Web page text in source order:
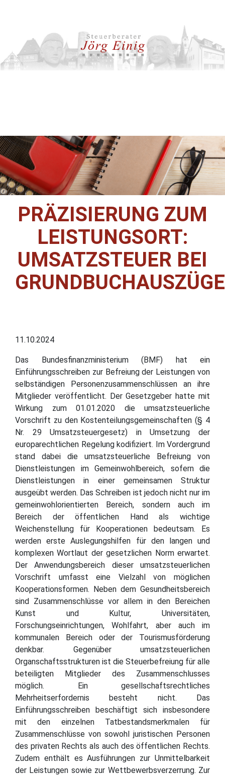
PRÄZISIERUNG ZUM
LEISTUNGSORT:
UMSATZSTEUER BEI
11.10.2024
Das Bundesfinanzministerium (BMF) hat ein
Einführungsschreiben zur Befreiung der Leistungen von
selbständigen Personenzusammenschlüssen an ihre
Mitglieder veröffentlicht. Der Gesetzgeber hatte mit
Wirkung zum 01.01.2020 die umsatzsteuerliche
Vorschrift zu den Kostenteilungsgemeinschaften (§ 4
Nr. 29 Umsatzsteuergesetz) in Umsetzung der
europarechtlichen Regelung kodifiziert. Im Vordergrund
stand dabei die umsatzsteuerliche Befreiung von
Dienstleistungen im Gemeinwohlbereich, sofern die
Dienstleistungen in einer gemeinsamen Struktur
ausgeübt werden. Das Schreiben ist jedoch nicht nur im
gemeinwohlorientierten Bereich, sondern auch im
Bereich der öffentlichen Hand als wichtige
Weichenstellung für Kooperationen bedeutsam. Es
werden erste Auslegungshilfen für den langen und
komplexen Wortlaut der gesetzlichen Norm erwartet.
Der Anwendungsbereich dieser umsatzsteuerlichen
Vorschrift umfasst eine Vielzahl von möglichen
Kooperationsformen. Neben dem Gesundheitsbereich
sind Zusammenschlüsse vor allem in den Bereichen
Kunst und Kultur, Universitäten,
Forschungseinrichtungen, Wohlfahrt, aber auch im
kommunalen Bereich oder der Tourismusförderung
denkbar. Gegenüber umsatzsteuerlichen
Organschaftsstrukturen ist die Steuerbefreiung für alle
beteiligten Mitglieder des Zusammenschlusses
möglich. Ein gesellschaftsrechtliches
Mehrheitserfordernis besteht nicht. Das
Einführungsschreiben beschäftigt sich insbesondere
mit den einzelnen Tatbestandsmerkmalen für
Zusammenschlüsse von sowohl juristischen Personen
des privaten Rechts als auch des öffentlichen Rechts.
Zudem enthält es Ausführungen zur Unmittelbarkeit
der Leistungen sowie zur Wettbewerbsverzerrung. Zur